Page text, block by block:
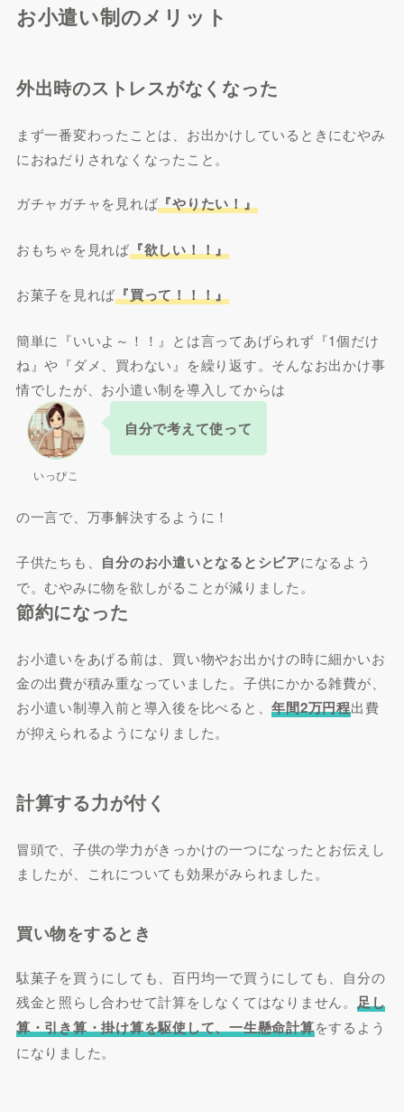
お小遣い制のメリット
外出時のストレスがなくなった
まず一番変わったことは、お出かけしているときにむやみ
におねだりされなくなったこと。
ガチャガチャを見れば『やりたい！』
おもちゃを見れば『欲しい！！』
お菓子を見れば『買って！！！』
簡単に『いいよ～！！』とは言ってあげられず『1個だけ
ね』や『ダメ、買わない』を繰り返す。そんなお出かけ事
情でしたが、お小遣い制を導入してからは
いっぴこ
自分で考えて使って
の一言で、万事解決するように！
子供たちも、 自分のお小遣いとなるとシビアになるよう
で。むやみに物を欲しがることが減りました。
節約になった
お小遣いをあげる前は、買い物やお出かけの時に細かいお
金の出費が積み重なっていました。子供にかかる雑費が、
お小遣い制導入前と導入後を比べると、年間2万円程出費
が抑えられるようになりました。
計算する力が付く
冒頭で、子供の学力がきっかけの一つになったとお伝えし
ましたが、これについても効果がみられました。
買い物をするとき
駄菓子を買うにしても、百円均一で買うにしても、自分の
残金と照らし合わせて計算をしなくてはなりません。 足し
算・引き算・掛け算を駆使して、一生懸命計算をするよう
になりました。